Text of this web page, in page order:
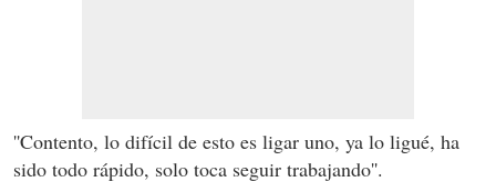
''Contento, lo difícil de esto es ligar uno, ya lo ligué, ha
sido todo rápido, solo toca seguir trabajando''.